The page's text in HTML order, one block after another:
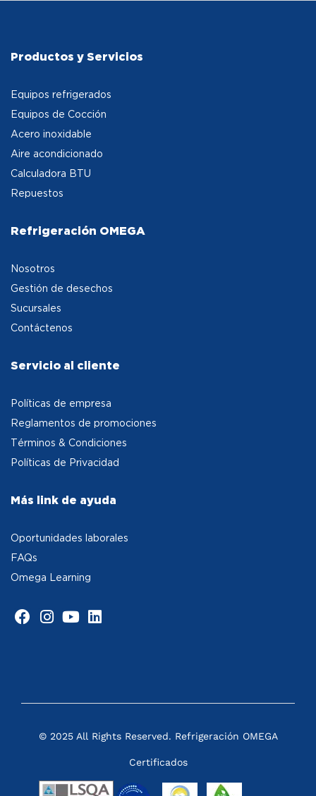
Productos y Servicios
Equipos refrigerados
Equipos de Cocción
Acero inoxidable
Aire acondicionado
Calculadora BTU
Repuestos
Refrigeración OMEGA
Nosotros
Gestión de desechos
Sucursales
Contáctenos
Servicio al cliente
Políticas de empresa
Reglamentos de promociones
Términos & Condiciones
Políticas de Privacidad
Más link de ayuda
Oportunidades laborales
FAQs
Omega Learning
© 2025 All Rights Reserved. Refrigeración OMEGA
Certificados